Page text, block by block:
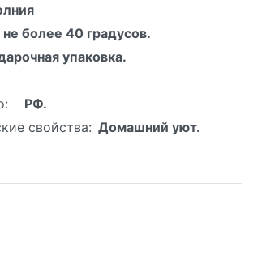
более 40 градусов.
упаковка.
РФ.
свойства: Домашний уют.